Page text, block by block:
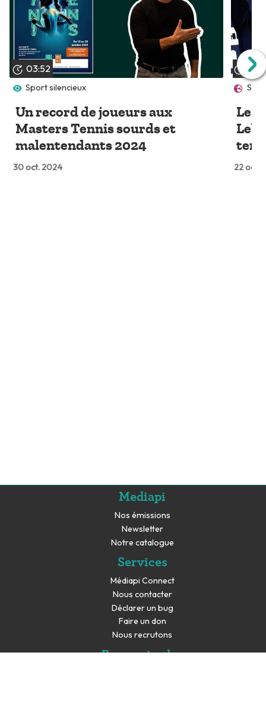
03:52
Sport silencieux
Un record de joueurs aux
Masters Tennis sourds et
malentendants 2024
30 oct. 2024
Les
22 oct.
Mediapi
Nos émissions
Newsletter
Notre catalogue
Services
Médiapi Connect
Nous contacter
Déclarer un bug
Faire un don
Nous recrutons
En savoir plus